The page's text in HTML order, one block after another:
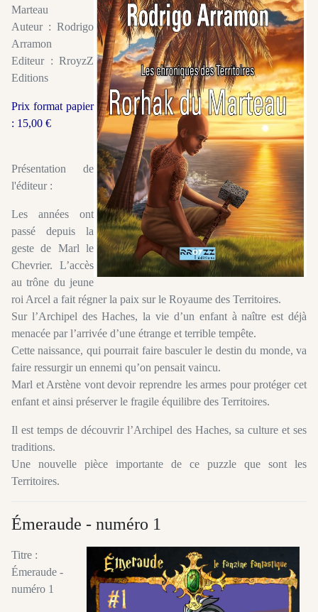
Marteau
Auteur : Rodrigo
Arramon
Editeur : RroyzZ
Editions
Prix format papier
: 15,00 €
Présentation de
l'éditeur :
Les années ont
passé depuis la
geste de Marl le
Chevrier. L’accès
au trône du jeune
roi Arcel a fait régner la paix sur le Royaume des Territoires.
Sur l’Archipel des Haches, la vie d’un enfant à naître est déjà
menacée par l’arrivée d’une étrange et terrible tempête.
Cette naissance, qui pourrait faire basculer le destin du monde, va
faire ressurgir un ennemi qu’on pensait vaincu.
Marl et Arstène vont devoir reprendre les armes pour protéger cet
enfant et ainsi préserver le fragile équilibre des Territoires.
Il est temps de découvrir l’Archipel des Haches, sa culture et ses
traditions.
Une nouvelle pièce importante de ce puzzle que sont les
Territoires.
Émeraude - numéro 1
Titre :
Émeraude -
numéro 1